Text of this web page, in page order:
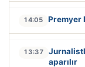
14:05 Premyer
13:37
aparılır